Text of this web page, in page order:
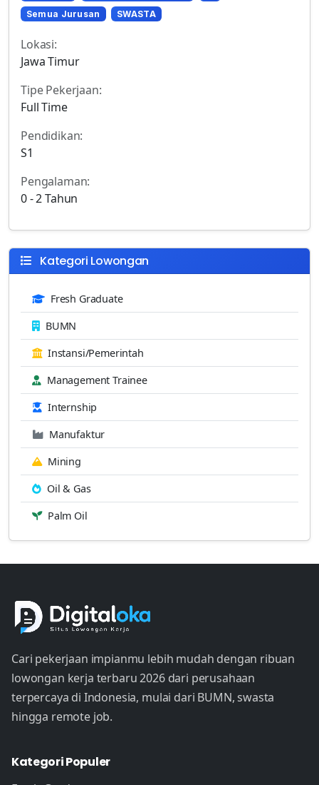
Semua Jurusan
SWASTA
Lokasi:
Jawa Timur
Tipe Pekerjaan:
Full Time
Pendidikan:
S1
Pengalaman:
0 - 2 Tahun
Kategori Lowongan
Fresh Graduate
BUMN
Instansi/Pemerintah
Management Trainee
Internship
Manufaktur
Mining
Oil & Gas
Palm Oil
Cari pekerjaan impianmu lebih mudah dengan ribuan
lowongan kerja terbaru 2026 dari perusahaan
terpercaya di Indonesia, mulai dari BUMN, swasta
hingga remote job.
Kategori Populer